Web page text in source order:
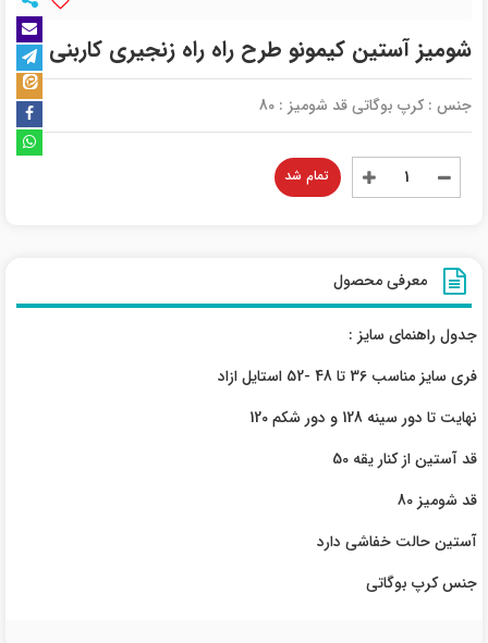
شومیز آستین کیمونو طرح راه راه زنجیری کاربنی
جنس : کرپ بوگاتی قد شومیز : 80
تمام شد
معرفی محصول
جدول راهنمای سایز :
فری سایز مناسب 36 تا 48 -52 استایل ازاد
نهایت تا دور سینه 128 و دور شکم 120
قد آستین از کنار یقه 50
قد شومیز 80
آستین حالت خفاشی دارد
جنس کرپ بوگاتی